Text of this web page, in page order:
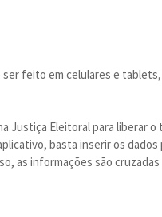
feito em celulares e
Justiça Eleitoral para liberar
basta inserir os
as informações são